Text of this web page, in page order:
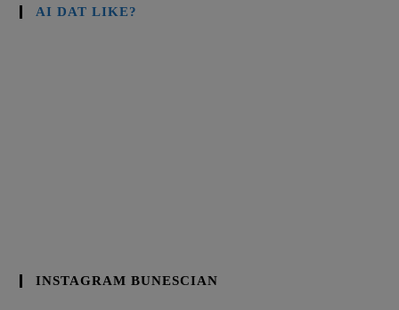
AI DAT LIKE?
INSTAGRAM BUNESCIAN